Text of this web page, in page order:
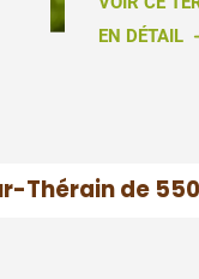
EN DÉTAIL
Thérain de